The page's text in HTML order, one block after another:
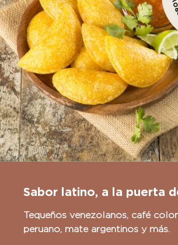
Sabor latino, a la puerta
Tequeños venezolanos, café
peruano, mate argentinos y más.